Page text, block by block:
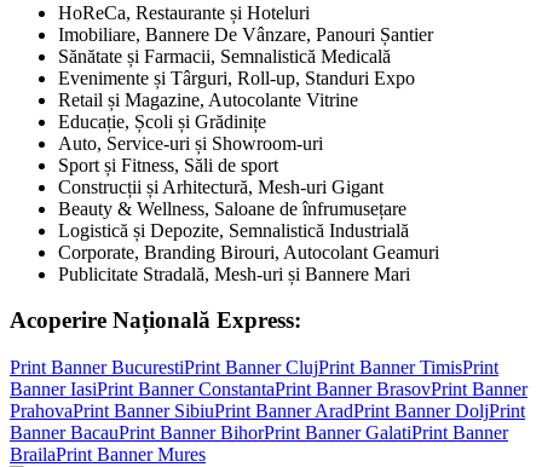
HoReCa, Restaurante și Hoteluri
Imobiliare, Bannere De Vânzare, Panouri Șantier
Sănătate și Farmacii, Semnalistică Medicală
Evenimente și Târguri, Roll-up, Standuri Expo
Retail și Magazine, Autocolante Vitrine
Educație, Școli și Grădinițe
Auto, Service-uri și Showroom-uri
Sport și Fitness, Săli de sport
Construcții și Arhitectură, Mesh-uri Gigant
Beauty & Wellness, Saloane de înfrumusețare
Logistică și Depozite, Semnalistică Industrială
Corporate, Branding Birouri, Autocolant Geamuri
Publicitate Stradală, Mesh-uri și Bannere Mari
Acoperire Națională Express:
Print BannerBucurestiPrint BannerClujPrint BannerTimisPrint
BannerIasiPrint BannerConstantaPrint BannerBrasovPrint Banner
PrahovaPrint Banner SibiuPrint BannerAradPrint BannerDoljPrint
BannerBacauPrint BannerBihorPrint BannerGalatiPrint Banner
BrailaPrint BannerMures